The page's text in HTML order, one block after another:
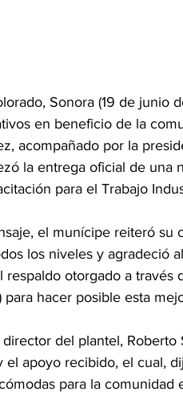
Sonora (19 de
en beneficio de la
acompañado por la
la entrega oficial de una
para el Trabajo
el munícipe reiteró su
los niveles y agradeció
respaldo otorgado a través
para hacer posible esta
director del plantel,
el apoyo recibido, el cual,
para la comunidad